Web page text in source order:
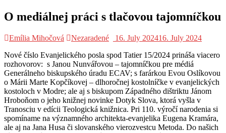
O mediálnej práci s tlačovou tajomníčkou
Emília Mihočová Nezaradené 16. July 202416. July 2024
Nové číslo Evanjelického posla spod Tatier 15/2024 prináša viacero
rozhovorov: s Janou Nunvářovou – tajomníčkou pre médiá
Generálneho biskupského úradu ECAV; s farárkou Evou Oslíkovou
o Márii Marte Kopčíkovej – dlhoročnej kostolníčke v evanjelických
kostoloch v Modre; ale aj s biskupom Západného dištriktu Jánom
Hroboňom o jeho knižnej novinke Dotyk Slova, ktorá vyšla v
Tranosciu v edícii Teologická knižnica. Pri 110. výročí narodenia si
spomíname na významného architekta-evanjelika Eugena Kramára,
ale aj na Jana Husa či slovanského vierozvestcu Metoda. Do našich